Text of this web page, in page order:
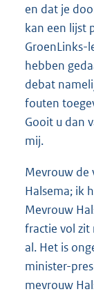
en dat je
kan een lijst
GroenLinks-
hebben
debat
fouten
Gooit u dan
mij.
Mevrouw de
Halsema; ik
Mevrouw
fractie vol zit
al. Het is
minister-
mevrouw